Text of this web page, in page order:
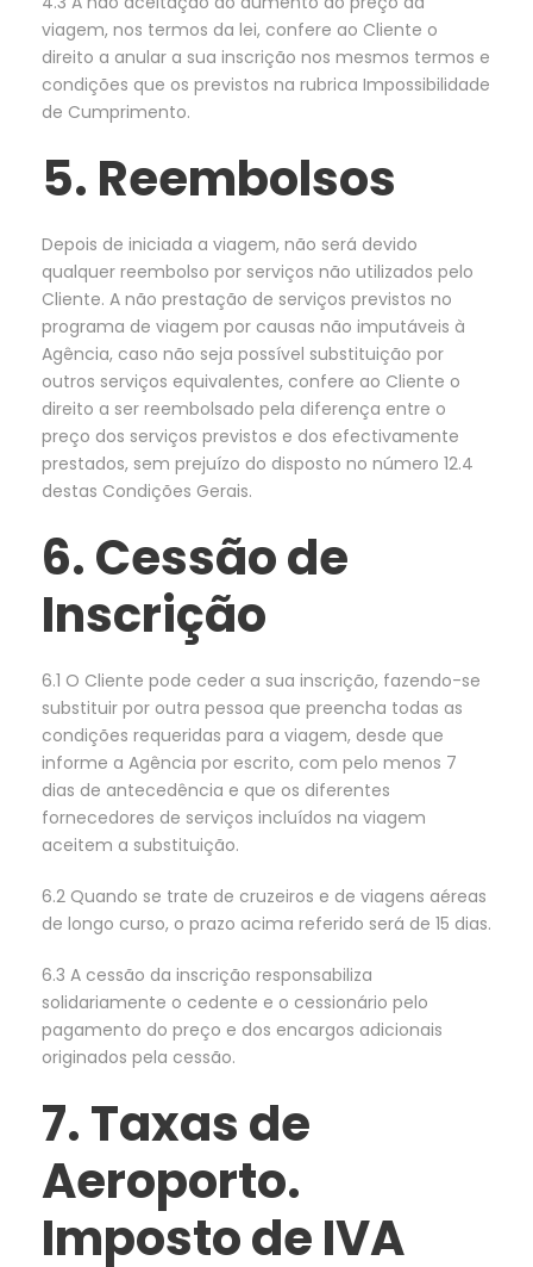
viagem, nos termos da lei, confere ao Cliente o
direito a anular a sua inscrição nos mesmos termos e
condições que os previstos na rubrica Impossibilidade
de Cumprimento.
5. Reembolsos
Depois de iniciada a viagem, não será devido
qualquer reembolso por serviços não utilizados pelo
Cliente. A não prestação de serviços previstos no
programa de viagem por causas não imputáveis à
Agência, caso não seja possível substituição por
outros serviços equivalentes, confere ao Cliente o
direito a ser reembolsado pela diferença entre o
preço dos serviços previstos e dos efectivamente
prestados, sem prejuízo do disposto no número 12.4
destas Condições Gerais.
6. Cessão de
Inscrição
6.1 O Cliente pode ceder a sua inscrição, fazendo-se
substituir por outra pessoa que preencha todas as
condições requeridas para a viagem, desde que
informe a Agência por escrito, com pelo menos 7
dias de antecedência e que os diferentes
fornecedores de serviços incluídos na viagem
aceitem a substituição.
6.2 Quando se trate de cruzeiros e de viagens aéreas
de longo curso, o prazo acima referido será de 15 dias.
6.3 A cessão da inscrição responsabiliza
solidariamente o cedente e o cessionário pelo
pagamento do preço e dos encargos adicionais
originados pela cessão.
7. Taxas de
Aeroporto.
Imposto de IVA